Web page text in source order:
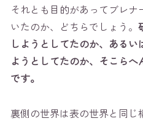
それとも目的があってブレ
いたのか、どちらでしょう。
しようとしてたのか、ある
ようとしてたのか、そこら
です。
裏側の世界は表の世界と同